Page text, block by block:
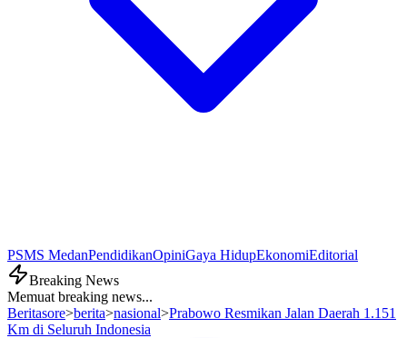
PSMS MedanPendidikanOpiniGaya HidupEkonomiEditorial
Breaking News
Memuat breaking news...
Beritasore>berita>nasional>Prabowo Resmikan Jalan Daerah 1.151
Km di Seluruh Indonesia